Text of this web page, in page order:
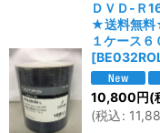
ＤＶＤ-Ｒ
★送料無
１ケース６
[
10,800円(
(税込: